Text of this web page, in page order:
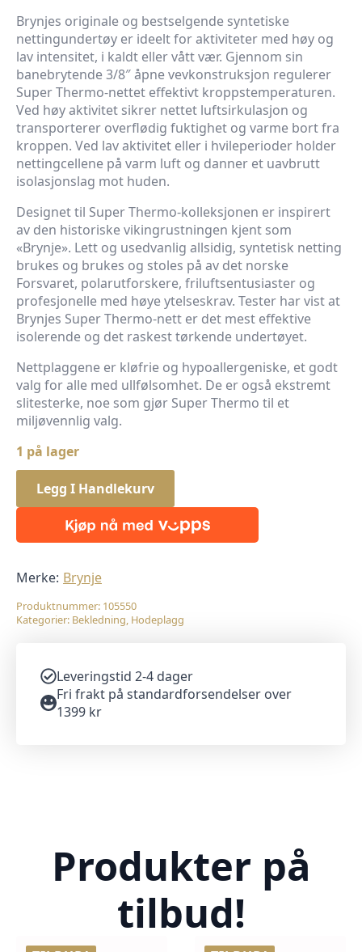
Brynjes originale og bestselgende syntetiske
nettingundertøy er ideelt for aktiviteter med høy og
lav intensitet, i kaldt eller vått vær. Gjennom sin
banebrytende 3/8″ åpne vevkonstruksjon regulerer
Super Thermo-nettet effektivt kroppstemperaturen.
Ved høy aktivitet sikrer nettet luftsirkulasjon og
transporterer overflødig fuktighet og varme bort fra
kroppen. Ved lav aktivitet eller i hvileperioder holder
nettingcellene på varm luft og danner et uavbrutt
isolasjonslag mot huden.
Designet til Super Thermo-kolleksjonen er inspirert
av den historiske vikingrustningen kjent som
«Brynje». Lett og usedvanlig allsidig, syntetisk netting
brukes og brukes og stoles på av det norske
Forsvaret, polarutforskere, friluftsentusiaster og
profesjonelle med høye ytelseskrav. Tester har vist at
Brynjes Super Thermo-nett er det mest effektive
isolerende og det raskest tørkende undertøyet.
Nettplaggene er kløfrie og hypoallergeniske, et godt
valg for alle med ullfølsomhet. De er også ekstremt
slitesterke, noe som gjør Super Thermo til et
miljøvennlig valg.
1 på lager
Legg I Handlekurv
Merke: Brynje
Produktnummer: 105550
Kategorier: Bekledning, Hodeplagg
Leveringstid 2-4 dager
Fri frakt på standardforsendelser over
1399 kr
Produkter på
tilbud!